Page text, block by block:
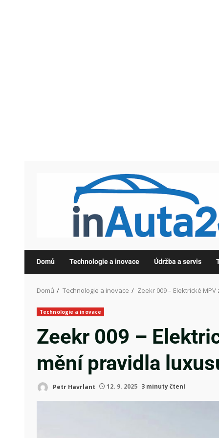
Domů Technologie a inovace Údržba a servis
Domů Technologie a inovace Zeekr 009 – Elektrické
Technologie a inovace
Zeekr 009 –
mění pravidla
Petr Havrlant 12. 9. 2025 3 minuty čtení